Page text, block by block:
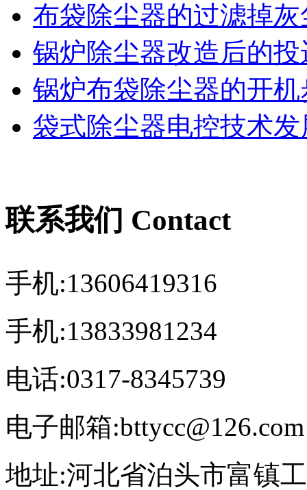
布袋除尘器的过滤掉
锅炉除尘器改造后的
锅炉布袋除尘器的开机
袋式除尘器电控技术发
联系我们 Contact
手机:13606419316
手机:13833981234
电话:0317-8345739
电子邮箱:bttycc@126.com
地址:河北省泊头市富镇